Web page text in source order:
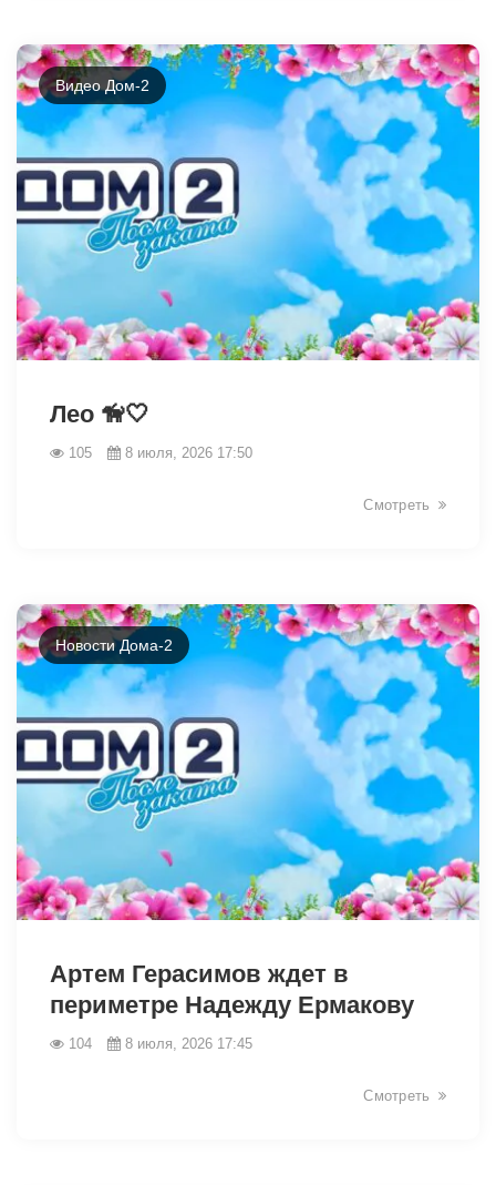
Видео Дом-2
Лео 🦮🤍
105 8 июля, 2026 17:50
Смотреть
Новости Дома-2
Артем Герасимов ждет в
периметре Надежду Ермакову
104 8 июля, 2026 17:45
Смотреть